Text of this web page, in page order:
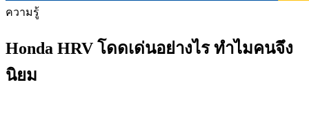
ความรู้
Honda HRV โดดเด่นอย่างไร ทำไมคนจึง
นิยม